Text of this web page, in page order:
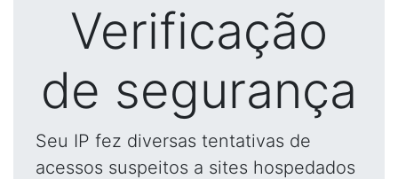
Verificação
de segurança
Seu IP fez diversas tentativas de
acessos suspeitos a sites hospedados